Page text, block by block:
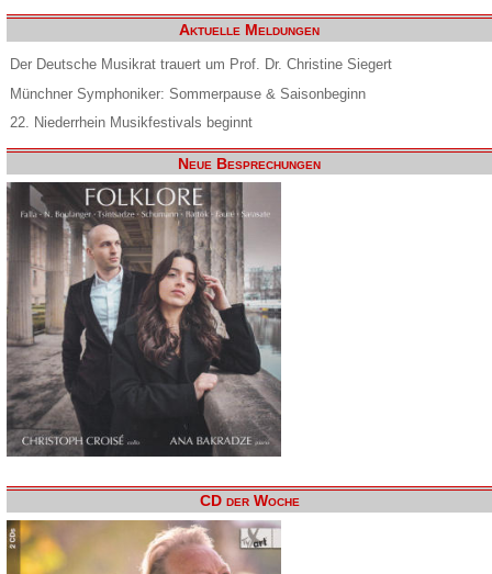
Aktuelle Meldungen
Der Deutsche Musikrat trauert um Prof. Dr. Christine Siegert
Münchner Symphoniker: Sommerpause & Saisonbeginn
22. Niederrhein Musikfestivals beginnt
Neue Besprechungen
CD der Woche